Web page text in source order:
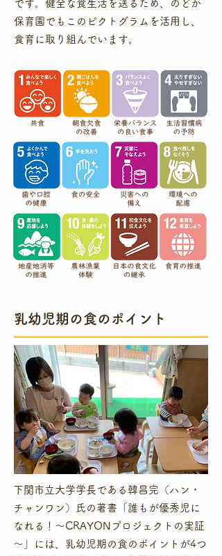
です。健全な食生活を送るため、のどか
保育園でもこのピクトグラムを活用し、
食育に取り組んでいます。
​乳幼児期の食のポイント
下関市立大学学長である韓昌完（ハン・
チャンワン）氏の著書「誰もが優秀児に
なれる！～CRAYONプロジェクトの実証
～」には、乳幼児期の食のポイントが4つ